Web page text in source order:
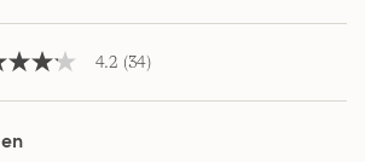
4.2 (34)